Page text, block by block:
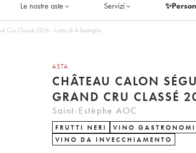
Le nostre aste Servizi
Cru Classé 2016 - Lotto di 6 bottiglie
ASTA
CHÂTEAU CALON
GRAND CRU CLASSÉ
Saint-Estèphe AOC
FRUTTI NERI
VINO
VINO DA INVECCHIAMENTO